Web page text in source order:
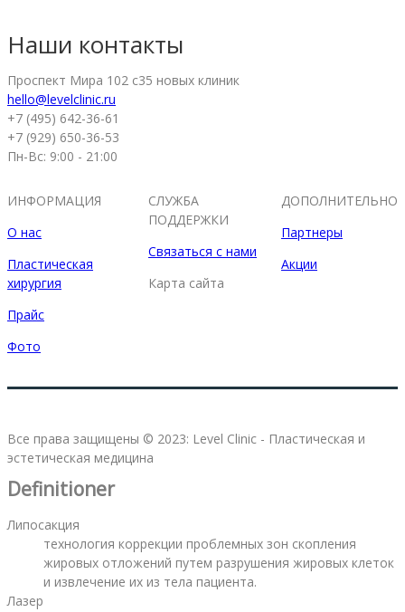
Наши контакты
Проспект Мира 102 с35 новых клиник
hello@levelclinic.ru
+7 (495) 642-36-61
+7 (929) 650-36-53
Пн-Вс: 9:00 - 21:00
ИНФОРМАЦИЯ
О нас
Пластическая
хирургия
Прайс
Фото
СЛУЖБА
ПОДДЕРЖКИ
Связаться с нами
Карта сайта
ДОПОЛНИТЕЛЬНО
Партнеры
Акции
Все права защищены © 2023: Level Clinic - Пластическая и
эстетическая медицина
Definitioner
Липосакция
технология коррекции проблемных зон скопления
жировых отложений путем разрушения жировых клеток
и извлечение их из тела пациента.
Лазер